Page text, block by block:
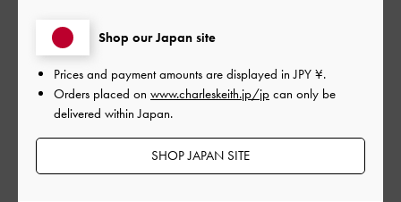
ヒールの高さ、デザイン性、良いです。コスパ最高です。
サイズ: 37/23.5cm |カラー: レッド系
Shop our Japan site
Prices and payment amounts are displayed inJPY ¥.
Orders placed on www.charleskeith.jp/jp can only be
delivered within Japan.
SHOP JAPAN SITE